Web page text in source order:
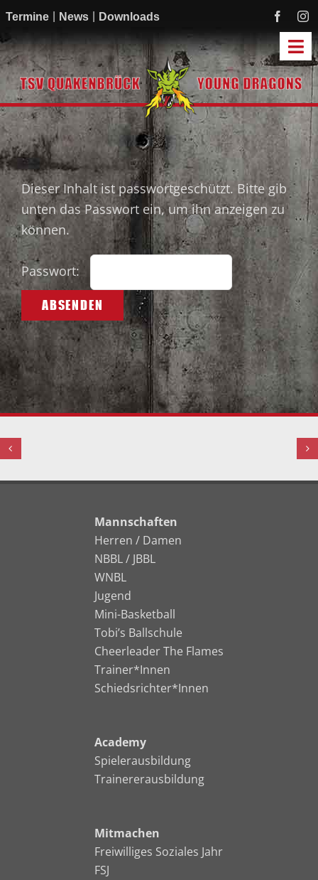
Zum
springen
Termine News Downloads
Start
Mannschaften
Academy
Mitmachen
Sponsoren
Verein
Dieser Inhalt ist passwortgeschützt. Bitte gib
unten das Passwort ein, um ihn anzeigen zu
können.
Passwort:
Mannschaften
Herren / Damen
NBBL / JBBL
WNBL
Jugend
Mini-Basketball
Tobi’s Ballschule
Cheerleader The Flames
Trainer*Innen
Schiedsrichter*Innen
Academy
Spielerausbildung
Trainererausbildung
Mitmachen
Freiwilliges Soziales Jahr
FSJ